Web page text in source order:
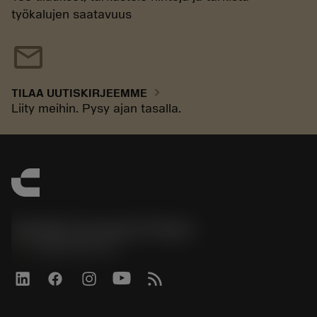
työkalujen saatavuus
mail
TILAA UUTISKIRJEEMME chevron_right
Liity meihin. Pysy ajan tasalla.